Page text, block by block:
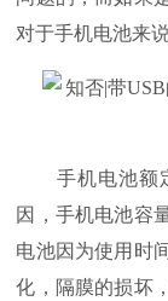
对于手机电池来
手机电池额定
因，手机电池容
电池因为使用时
化，隔膜的损坏